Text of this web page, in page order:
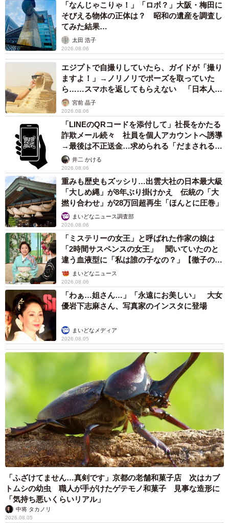
身バレ以前に、学校の友達や知っている人以外とボイチャ
をすることを禁止したほうがいいという声もありますが、
それは各家庭のルール。知らない人とネット上で遊ぶから
こそ楽しいと評価するのか、それともリアルの友達だけに
限定するのか家庭によって変わってきそうです。
ただ、子どもが知らない人とボイスチャットをしているた
め、家族が後ろでしゃべると、「身バレするから」と怒ら
れ、家族がリビングでだんまりという肩身の狭い思いをし
ているという話をきくと、きちんとルールを決めたほうが
いいのではと思ってしまいます。
「なんじゃこりゃ！」「ロボ？」大阪・梅田に
そびえる物体の正体は？ 昭和の遺産を調査し
てみた結果…
太田 浩子
2026.08.06
エジプトで自撮りしていたら、ガイドが「撮り
ますよ！」→ノリノリでポーズを取っていた
ら……スマホを返してもらえない 「日本人は
カモ代表かも」「私は6時間で3万円払った」
宮前 晶子
2026.08.06
「LINEのQRコードを添付して」社長をかたる
詐欺メール続々 社員を個人アカウントへ誘導
→最後は不正送金…求められる「だまされる前
提」の対策
井二 かける
2026.08.06
重みも歴史もズッシリ…出雲大社の日本最大級
「大しめ縄」が8年ぶり掛けかえ 伝統の「大
撚り合わせ」が28万回超再生「ほんとに圧巻」
まいどなニュース調査部
2026.08.06
「ミステリーの女王」と呼ばれた作家の娘は
「2時間サスペンスの女王」 聞いていたのと
違う血液型に「私は誰の子なの？」【徹子の部
屋】まいどなニュース
2026.08.06
「わぁ…姐さん…」「永遠にお美しい」 大女
優岩下志麻さん、写真家のインスタに登場
まいどなメディア
2026.08.05
「ふざけてません…真剣です」京都の老舗和菓子店 次はカブ
トムシの幼虫 職人が手がけたゲテモノ和菓子 見事な造形に
「気持ち悪いくらいリアル」
中将 タカノリ
2026.08.05